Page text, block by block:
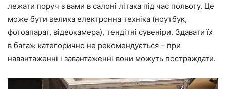
лежати поруч з вами в салоні літака під час польоту. Це
може бути велика електронна техніка (ноутбук,
фотоапарат, відеокамера), тендітні сувеніри. Здавати їх
в багаж категорично не рекомендується – при
навантаженні і завантаженні вони можуть постраждати.